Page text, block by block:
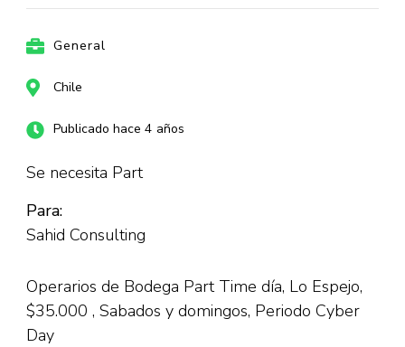
General
Chile
Publicado hace 4 años
Se necesita Part
Para:
Sahid Consulting
Operarios de Bodega Part Time día, Lo Espejo,
$35.000 , Sabados y domingos, Periodo Cyber
Day